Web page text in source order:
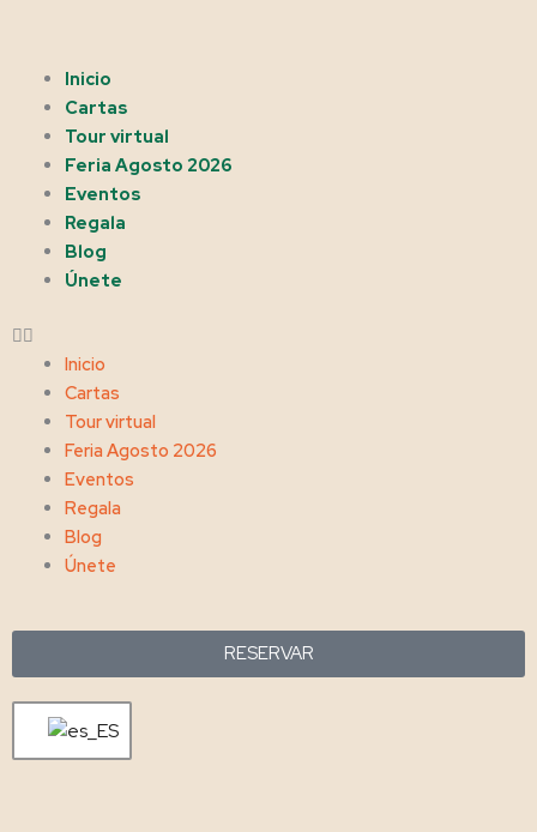
contenidoInicio
Cartas
Tour virtual
Feria Agosto 2026
Eventos
Regala
Blog
Únete
Menu
Inicio
Cartas
Tour virtual
Feria Agosto 2026
Eventos
Regala
Blog
Únete
RESERVAR